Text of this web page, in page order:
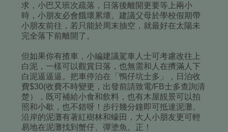
求，小巴又班次疏落，日落後離開更要等上兩小
時，小朋友必會餓壞累壞。建議父母於學校假期帶
小朋友前往，若只能於周末抽空，就最好在太陽未
完全落下前離開了。
但如果你有揸車，小編建議駕車人士可考慮改往上
白泥，一樣可以觀賞日落，也無需和人在擠滿人下
白泥逼逼逼。把車停泊在「鴨仔坑士多」，日泊收
費$30(收費不時變更，出發前請致電/FB士多查詢清
楚），既可補給小食和飲料，也有木屋靚景可以拍
照和小歇，也不錯呀！步行幾分鐘即可抵達泥灘。
沿岸的泥灘有著紅樹林和蠔田，大人小朋友更可輕
易地在泥灘找到蟹仔、彈塗魚。正！